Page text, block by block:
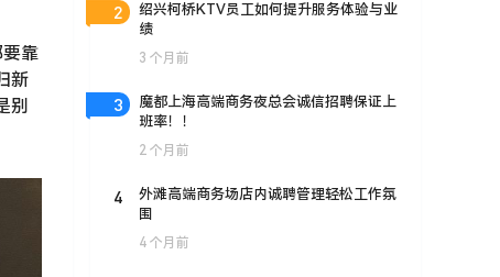
靠
新
别
2
绍兴柯桥KTV员工如何提升服务体验与业
绩
3 个月前
3
魔都上海高端商务夜总会诚信招聘保证上
班率！！
2 个月前
4
外滩高端商务场店内诚聘管理轻松工作氛
围
4 个月前